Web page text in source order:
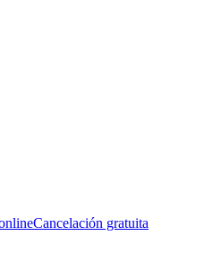
Cancelación gratuita